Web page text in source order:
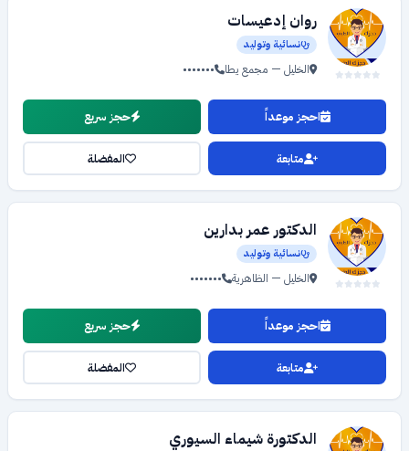
روان إدعيسات
نسائية وتوليد
الخليل — مجمع يطا •••••••
احجز موعداً حجز سريع
متابعة المفضلة
الدكتور عمر بدارين
نسائية وتوليد
الخليل — الظاهرية •••••••
احجز موعداً حجز سريع
متابعة المفضلة
الدكتورة شيماء السيوري